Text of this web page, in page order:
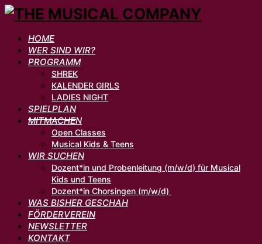
HOME
WER SIND WIR?
PROGRAMM
SHREK
KALENDER GIRLS
LADIES NIGHT
SPIELPLAN
MITMACHEN
Open Classes
Musical Kids & Teens
WIR SUCHEN
Dozent*in und Probenleitung (m/w/d) für Musical
Kids und Teens
Dozent*in Chorsingen (m/w/d)
WAS BISHER GESCHAH
FÖRDERVEREIN
NEWSLETTER
KONTAKT